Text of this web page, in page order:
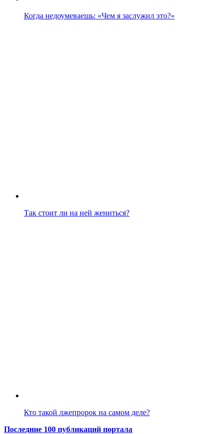
Когда недоумеваешь: «Чем я заслужил это?»
Так стоит ли на ней жениться?
Кто такой лжепророк на самом деле?
Последние 100 публикаций портала